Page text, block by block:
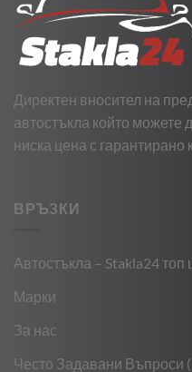
Директен вносител на
автостъкла който можете
ниска цена с гарантирано
ВРЪЗКИ
Автостъкла – Stakla24 топ
Марки
За нас
Често Задавани Въпроси